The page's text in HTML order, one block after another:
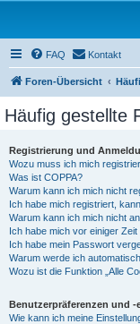
FAQ Kontakt
Foren-Übersicht
Häufig gestellte
Registrierung und
Wozu muss ich mich
Was ist COPPA?
Warum kann ich mich nicht
Ich habe mich registriert,
Warum kann ich mich nicht
Ich habe mich vor einiger
Ich habe mein Passwort
Warum werde ich
Wozu ist die Funktion „Alle
Benutzerpräferenzen und -
Wie kann ich meine